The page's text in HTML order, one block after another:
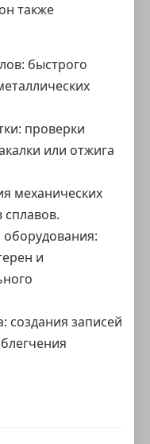
также
быстрого
проверки
или отжига
механических
сплавов.
оборудования:
и
создания записей